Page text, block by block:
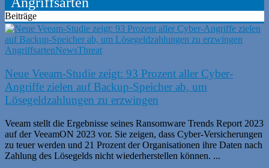
Beiträge
AngriffsartenNewsThreat
Neue Veeam-Studie zeigt: 93 Prozent aller Cyber-
Angriffe zielen auf Backup-Speicher ab, um
Lösegeldzahlungen zu erzwingen
Veeam stellt die Ergebnisse seines Ransomware Trends Report 2023
auf der VeeamON 2023 vor. Sie zeigen, dass Cyber-Versicherungen
zu teuer werden und 21 Prozent der Organisationen ihre Daten nach
Zahlung des Lösegelds nicht wiederherstellen können. ...